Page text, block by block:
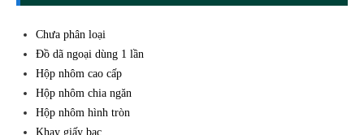
Chưa phân loại
Đồ dã ngoại dùng 1 lần
Hộp nhôm cao cấp
Hộp nhôm chia ngăn
Hộp nhôm hình tròn
Khay giấy bạc